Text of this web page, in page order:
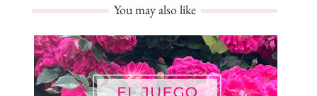
You may also like